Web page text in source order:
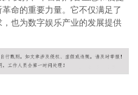
命的重要力量。它不仅满足了
也为数字娱乐产业的发展提供